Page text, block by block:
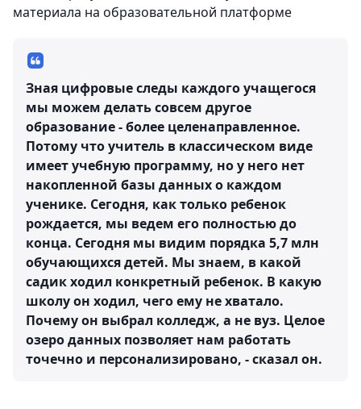
материала на образовательной платформе
Зная цифровые следы каждого учащегося
мы можем делать совсем другое
образование - более целенаправленное.
Потому что учитель в классическом виде
имеет учебную программу, но у него нет
накопленной базы данных о каждом
ученике. Сегодня, как только ребенок
рождается, мы ведем его полностью до
конца. Сегодня мы видим порядка 5,7 млн
обучающихся детей. Мы знаем, в какой
садик ходил конкретный ребенок. В какую
школу он ходил, чего ему не хватало.
Почему он выбрал колледж, а не вуз. Целое
озеро данных позволяет нам работать
точечно и персонализировано, - сказал он.